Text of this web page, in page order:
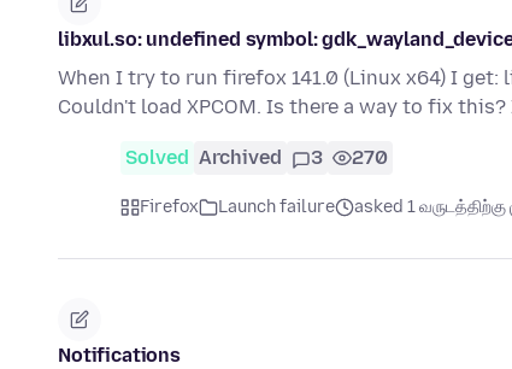
libxul.so: undefined symbol:
When I try to run firefox 141.0 (Linux x64) I
Couldn't load XPCOM. Is there a way to fix
Solved Archived 3 270
Firefox Launch failure asked 1 வருடத்திற்கு
Notifications